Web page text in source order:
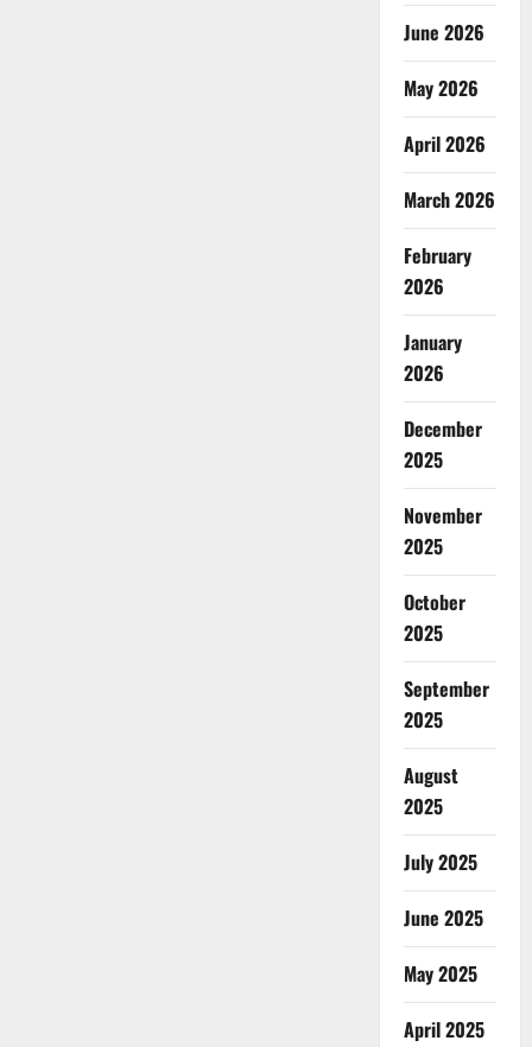
June 2026
May 2026
April 2026
March 2026
February
2026
January
2026
December
2025
November
2025
October
2025
September
2025
August
2025
July 2025
June 2025
May 2025
April 2025